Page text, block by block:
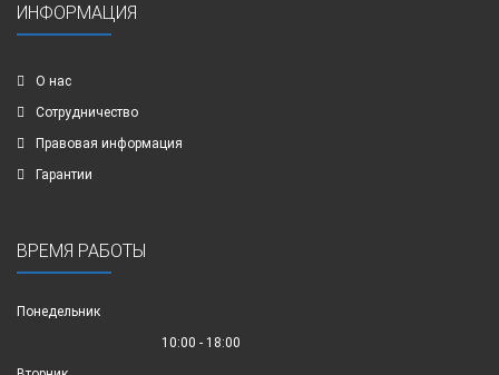
ИНФОРМАЦИЯ
О нас
Сотрудничество
Правовая информация
Гарантии
ВРЕМЯ РАБОТЫ
Понедельник
10:00 - 18:00